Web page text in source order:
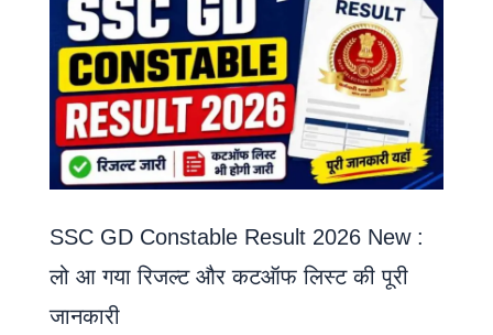
SSC GD Constable Result 2026 New :
लो आ गया रिजल्ट और कटऑफ लिस्ट की पूरी
जानकारी